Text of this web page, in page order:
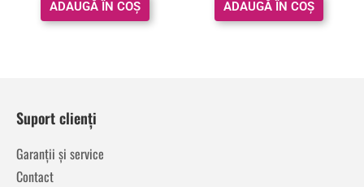
ADAUGĂ ÎN COȘ ADAUGĂ ÎN COȘ
Suport clienți
Garanții și service
Contact